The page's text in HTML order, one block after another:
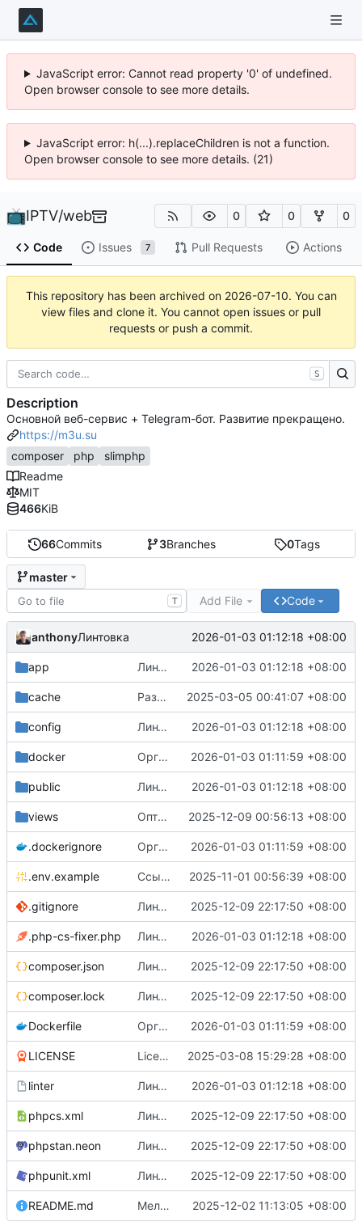
JavaScript error: Cannot read property '0' of undefined.
Open browser console to see more details.
JavaScript error: h(...).replaceChildren is not a function.
Open browser console to see more details. (21)
IPTV/web 0 0 0
Code Issues 7 Pull Requests Actions
This repository has been archived on 2026-07-10. You can
view files and clone it. You cannot open issues or pull
requests or push a commit.
66Commits 3Branches 0Tags
master
T Add File Code
anthonyЛинтовка 2026-01-03 01:12:18 +08:00
app Линтовка 2026-01-03 01:12:18 +08:00
cache Разделение по отдельным репозиториям 2025-03-05 00:41:07 +08:00
config Линтовка 2026-01-03 01:12:18 +08:00
docker Организация docker-окружения 2026-01-03 01:11:59 +08:00
public Линтовка 2026-01-03 01:12:18 +08:00
views Оптимизация списка каналов и поиска + мелочи по текстовкам 2025-12-09 00:56:13 +08:00
.dockerignore Организация docker-окружения 2026-01-03 01:11:59 +08:00
.env.example Ссылка на репозиторий через env 2025-11-01 00:56:39 +08:00
.gitignore Линтеры 2025-12-09 22:17:50 +08:00
.php-cs-fixer.php Линтовка 2026-01-03 01:12:18 +08:00
composer.json Линтеры 2025-12-09 22:17:50 +08:00
composer.lock Линтеры 2025-12-09 22:17:50 +08:00
Dockerfile Организация docker-окружения 2026-01-03 01:11:59 +08:00
LICENSE License file 2025-03-08 15:29:28 +08:00
linter Линтовка 2026-01-03 01:12:18 +08:00
phpcs.xml Линтеры 2025-12-09 22:17:50 +08:00
phpstan.neon Линтеры 2025-12-09 22:17:50 +08:00
phpunit.xml Линтеры 2025-12-09 22:17:50 +08:00
README.md Мелочи по README 2025-12-02 11:13:05 +08:00
S
Description
Основной веб-сервис + Telegram-бот. Развитие прекращено.
https://m3u.su
composer
php
slimphp
Readme
MIT
466KiB